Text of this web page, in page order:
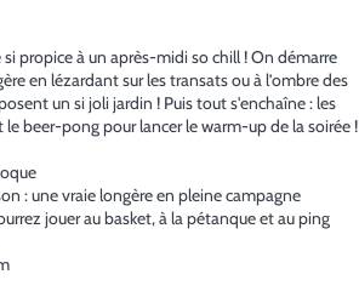
si propice à un après-midi so chill ! On démarre
en lézardant sur les transats ou à l’ombre des
un si joli jardin ! Puis tout s'enchaîne : les
le beer-pong pour lancer le warm-up de la soirée !
: une vraie longère en pleine campagne
jouer au basket, à la pétanque et au ping